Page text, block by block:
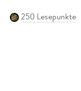
250 Lesepunkte